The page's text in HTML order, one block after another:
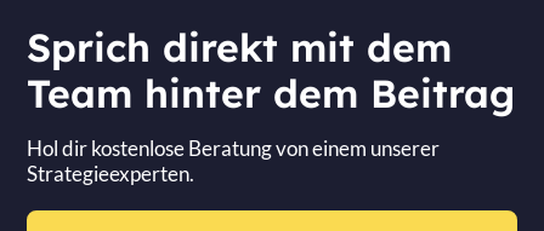
Sprich direkt mit dem
Team hinter dem Beitrag
Hol dir kostenlose Beratung von einem unserer
Strategieexperten.